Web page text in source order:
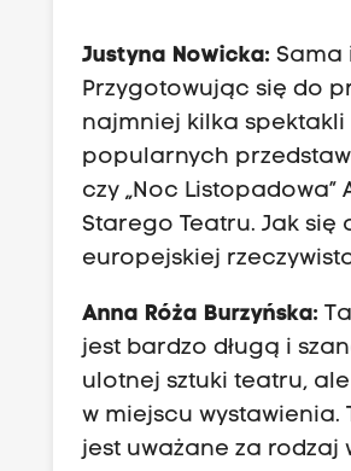
Justyna Nowicka:Sama
Przygotowując się do
najmniej kilka
popularnych
czy „Noc
Starego Teatru. Jak
europejskiej
Anna Róża Burzyńska:
jest bardzo długą i
ulotnej sztuki teatru,
w miejscu
jest uważane za rodzaj